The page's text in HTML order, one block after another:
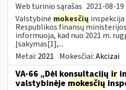
Web turinio sąrašas 2021-08-19
Valstybinė mokesčių
Respublikos finansų
informuoja, kad nuo 2021 m.
Įsakymas[1],...
Metai: 2021 Mokesčiai:Akcizai
VA-66 „Dėl konsultacijų ir
valstybinėje mokesčių